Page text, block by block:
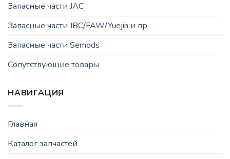
Запасные части JAC
Запасные части JBC/FAW/Yuejin и пр.
Запасные части Semods
Сопутствующие товары
НАВИГАЦИЯ
Главная
Каталог запчастей